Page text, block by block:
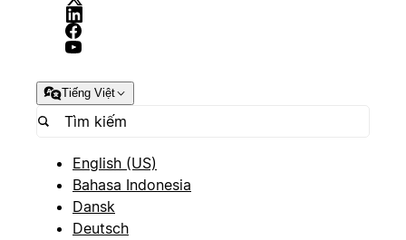
Tiếng Việt
English (US)
Bahasa Indonesia
Dansk
Deutsch